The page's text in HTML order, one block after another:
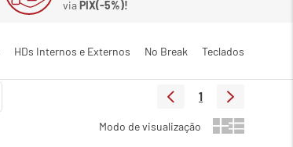
viaPIX(-5%)!
HDs Internos e Externos No Break Teclados
1